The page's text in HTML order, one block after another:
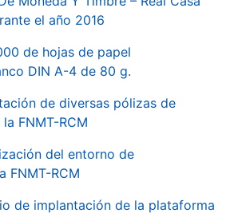
el año 2016
de hojas de papel
DIN A-4 de 80 g.
de diversas pólizas de
FNMT-RCM
del entorno de
FNMT-RCM
de implantación de la plataforma